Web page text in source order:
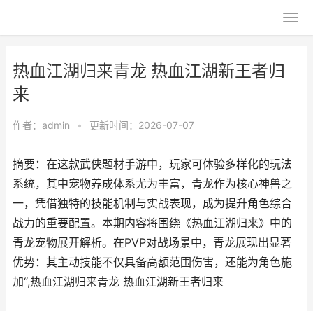
热血江湖归来青龙 热血江湖新王者归
来
作者： admin • 更新时间：2026-07-07
摘要：在这款武侠题材手游中，玩家可体验多样化的玩法
系统，其中宠物养成体系尤为丰富，青龙作为核心神兽之
一，凭借独特的技能机制与实战表现，成为提升角色综合
战力的重要配置。本期内容将围绕《热血江湖归来》中的
青龙宠物展开解析。在PVP对战场景中，青龙展现出显著
优势：其主动技能不仅具备高额范围伤害，还能为角色施
加“,热血江湖归来青龙 热血江湖新王者归来